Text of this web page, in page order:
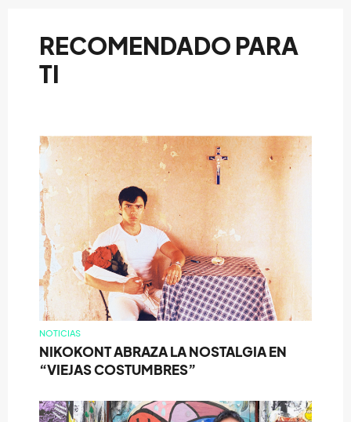
RECOMENDADO PARA
TI
NOTICIAS
NIKOKONT ABRAZA LA NOSTALGIA EN
“VIEJAS COSTUMBRES”